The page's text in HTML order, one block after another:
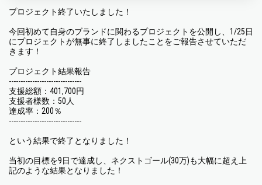
プロジェクト終了いたしました！
今回初めて自身のブランドに関わるプロジェクトを公開し、1/25日
にプロジェクトが無事に終了しましたことをご報告させていただ
きます！
プロジェクト結果報告
-------------------------------
支援総額：401,700円
支援者様数：50人
達成率：200％
-------------------------------
という結果で終了となりました！
当初の目標を9日で達成し、ネクストゴール(30万)も大幅に超え上
記のような結果となりました！